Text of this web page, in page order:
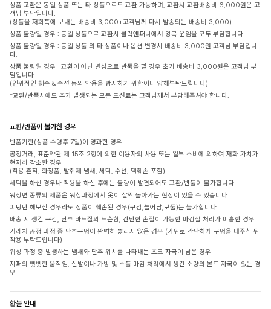
상품 교환은 동일 상품 또는 타 상품으로도 교환 가능하며, 교환시 교환배송비 6,000원은 고
객님 부담입니다.
(상품을 저희쪽에 보내는 배송비 3,000+고객님께 다시 발송되는 배송비 3,000)
상품 불량일 경우 : 동일 상품으로 교환시 클릭앤퍼니에서 왕복 운임을 모두 부담합니다.
상품 불량일 경우 : 동일 상품 외 타 상품이나 옵션 변경시 배송비 3,000원 고객님 부담입니
다.
상품 불량일 경우 : 교환이 아닌 변심으로 반품을 할 경우 초기 배송비 3,000원은 고객님 부
담입니다.
(인위적인 훼손 & 수선 등의 악용을 방지하기 위함이니 양해부탁드립니다)
*교환/반품시에도 추가 발생되는 모든 도선료는 고객님께서 부담해주셔야 합니다.
교환/반품이 불가한 경우
반품기한(상품 수령후 7일)이 경과한 경우
공정거래, 표준약관 제 15조 2항에 의한 이용자의 사용 또는 일부 소비에 의하여 재화 가치가
현저히 감소한 경우
(착용 흔적, 화장품, 탈취제 냄새, 세탁, 수선, 택훼손 포함)
세탁을 하신 경우나 착용을 하신 후에는 불량이 발견되어도 교환/반품이 불가합니다.
워싱면 종류의 제품은 워싱과정에서 옷이 살짝 돌아가는 현상이 있을 수 있습니다.
피팅만 해보신 경우라도 상품이 훼손된 경우(구김,늘어남,보풀)는 불가합니다.
배송 시 생긴 구김, 단추 바느질의 느슨함, 간단한 손질이 가능한 마감실 처리가 미흡한 경우
거래처 공정 과정 중 단추구멍이 완벽히 뚫리지 않은 경우 (가위로 간단하게 구멍을 내주신 뒤
착용 부탁드립니다)
워싱 과정 중 발생하는 냄새와 단추 위치를 나타내는 초크 자국이 남은 경우
지퍼의 뻣뻣한 움직임, 신발이나 가방 및 소품 마감 처리에서 생긴 소량의 본드 자국이 있는 경
우
환불 안내